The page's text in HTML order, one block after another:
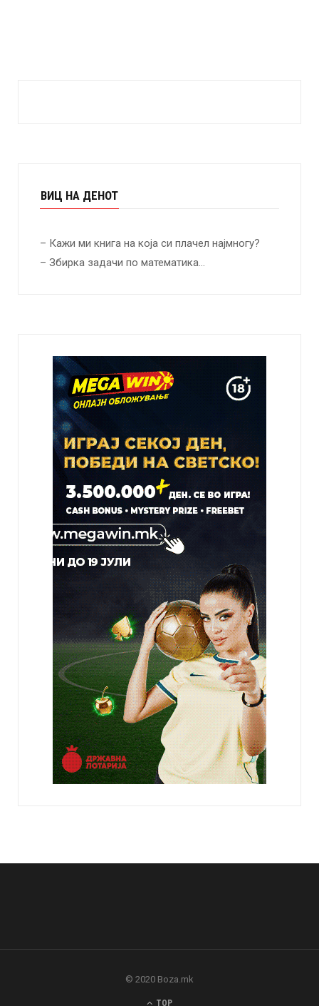
ВИЦ НА ДЕНОТ
– Кажи ми книга на која си плачел најмногу?
– Збирка задачи по математика…
© 2020 Boza.mk
TOP